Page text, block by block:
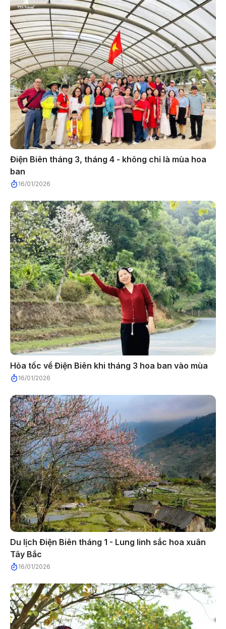
Điện Biên tháng 3, tháng 4 - không chỉ là mùa hoa
ban
16/01/2026
Hỏa tốc về Điện Biên khi tháng 3 hoa ban vào mùa
16/01/2026
Du lịch Điện Biên tháng 1 - Lung linh sắc hoa xuân
Tây Bắc
16/01/2026